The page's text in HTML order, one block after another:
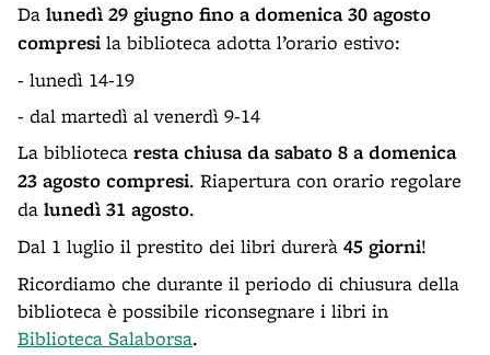
Da lunedì 29 giugno fino a domenica 30 agosto
compresi la biblioteca adotta l’orario estivo:
- lunedì 14-19
- dal martedì al venerdì 9-14
La biblioteca resta chiusa da sabato 8 a domenica
23 agosto compresi. Riapertura con orario regolare
da lunedì 31 agosto.
Dal 1 luglio il prestito dei libri durerà 45 giorni!
Ricordiamo che durante il periodo di chiusura della
biblioteca è possibile riconsegnare i libri in
Biblioteca Salaborsa.